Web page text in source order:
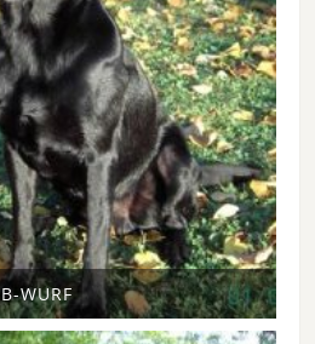
WURF